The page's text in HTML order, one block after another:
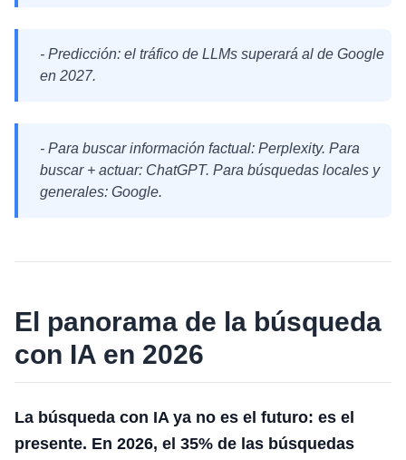
- Predicción: el tráfico de LLMs superará al de Google
en 2027.
- Para buscar información factual: Perplexity. Para
buscar + actuar: ChatGPT. Para búsquedas locales y
generales: Google.
El panorama de la búsqueda
con IA en 2026
La búsqueda con IA ya no es el futuro: es el
presente. En 2026, el 35% de las búsquedas